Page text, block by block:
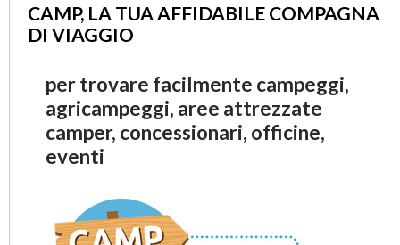
CAMP, LA TUA AFFIDABILE COMPAGNA
DI VIAGGIO
per trovare facilmente campeggi,
agricampeggi, aree attrezzate
camper, concessionari, officine,
eventi